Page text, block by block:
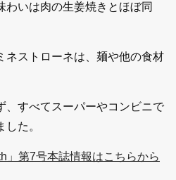
わいは肉の生姜焼きとほぼ同
ネストローネは、麺や他の食材
、すべてスーパーやコンビニで
た。
」第7号本誌情報はこちらから